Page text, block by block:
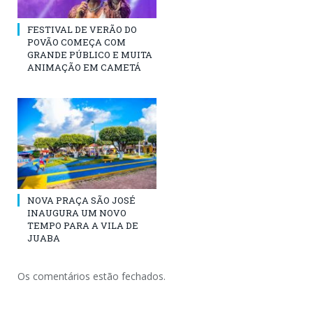
FESTIVAL DE VERÃO DO
POVÃO COMEÇA COM
GRANDE PÚBLICO E MUITA
ANIMAÇÃO EM CAMETÁ
NOVA PRAÇA SÃO JOSÉ
INAUGURA UM NOVO
TEMPO PARA A VILA DE
JUABA
Os comentários estão fechados.